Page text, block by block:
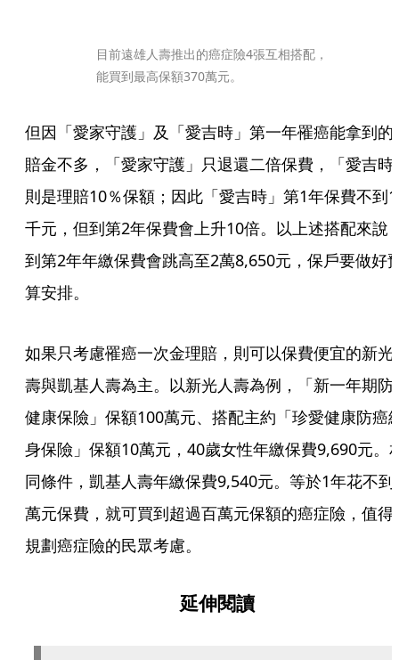
目前遠雄人壽推出的癌症險4張互相搭配，
能買到最高保額370萬元。
但因「愛家守護」及「愛吉時」第一年罹癌能拿到的
賠金不多，「愛家守護」只退還二倍保費，「愛吉時
則是理賠10％保額；因此「愛吉時」第1年保費不到1
千元，但到第2年保費會上升10倍。以上述搭配來說
到第2年年繳保費會跳高至2萬8,650元，保戶要做好
算安排。
如果只考慮罹癌一次金理賠，則可以保費便宜的新光
壽與凱基人壽為主。以新光人壽為例，「新一年期防
健康保險」保額100萬元、搭配主約「珍愛健康防癌
身保險」保額10萬元，40歲女性年繳保費9,690元。
同條件，凱基人壽年繳保費9,540元。等於1年花不到
萬元保費，就可買到超過百萬元保額的癌症險，值得
規劃癌症險的民眾考慮。
延伸閱讀